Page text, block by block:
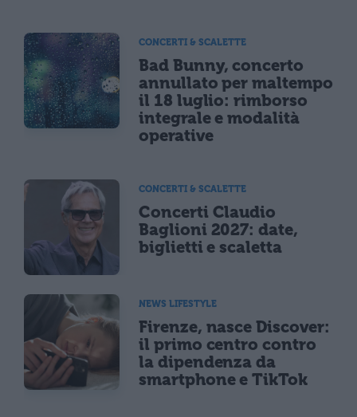
CONCERTI & SCALETTE
Bad Bunny, concerto
annullato per maltempo
il 18 luglio: rimborso
integrale e modalità
operative
CONCERTI & SCALETTE
Concerti Claudio
Baglioni 2027: date,
biglietti e scaletta
NEWS LIFESTYLE
Firenze, nasce Discover:
il primo centro contro
la dipendenza da
smartphone e TikTok